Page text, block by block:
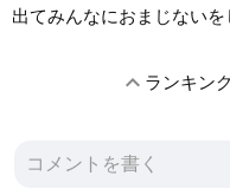
出てみんなにおまじないを
expand_lessランキン